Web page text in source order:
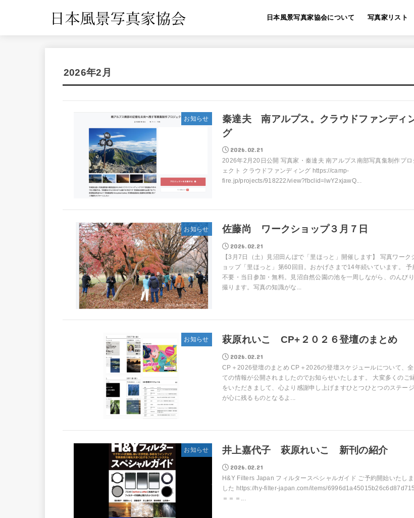
日本風景写真家協会について 写真家リスト
2026年2月
お知らせ
秦達夫 南アルプス。クラウドファンディ
グ
2026.02.21
2026年2月20日公開 写真家・秦達夫 南アルプス南部写真集制作プロ
ェクト クラウドファンディング https://camp-
fire.jp/projects/918222/view?fbclid=IwY2xjawQ...
お知らせ 佐藤尚 ワークショップ３月７日
2026.02.21
【3月7日（土）見沼田んぼで「里ほっと」開催します】 写真ワーク
ョップ「里ほっと」第60回目。おかげさまで14年続いています。 予
不要・当日参加・無料。見沼自然公園の池を一周しながら、のんびり
撮ります。写真の知識がな...
お知らせ 萩原れいこ CP+２０２６登壇のまとめ
2026.02.21
CP＋2026登壇のまとめ CP＋2026の登壇スケジュールについて、全
ての情報が公開されましたのでお知らせいたします。 大変多くのご
をいただきまして、心より感謝申し上げますひとつひとつのステージ
が心に残るものとなるよ...
お知らせ 井上嘉代子 萩原れいこ 新刊の紹介
2026.02.21
H&Y Filters Japan フィルタースペシャルガイド ご予約開始いたしま
した https://hy-filter-japan.com/items/6996d1a45015b26c6d87d715
＝＝＝...